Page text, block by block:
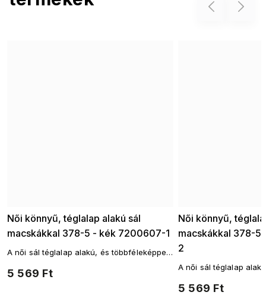
Previous
Női könnyű, téglalap alakú sál
macskákkal 378-5 - kék 7200607-1
5 569 Ft
A női sál téglalap alakú, és többféleképpen
nincsenek határai.
Női könnyű,
macskákkal 378-
2
5 569 Ft
A női sál téglalap
nincsenek határai.
Next